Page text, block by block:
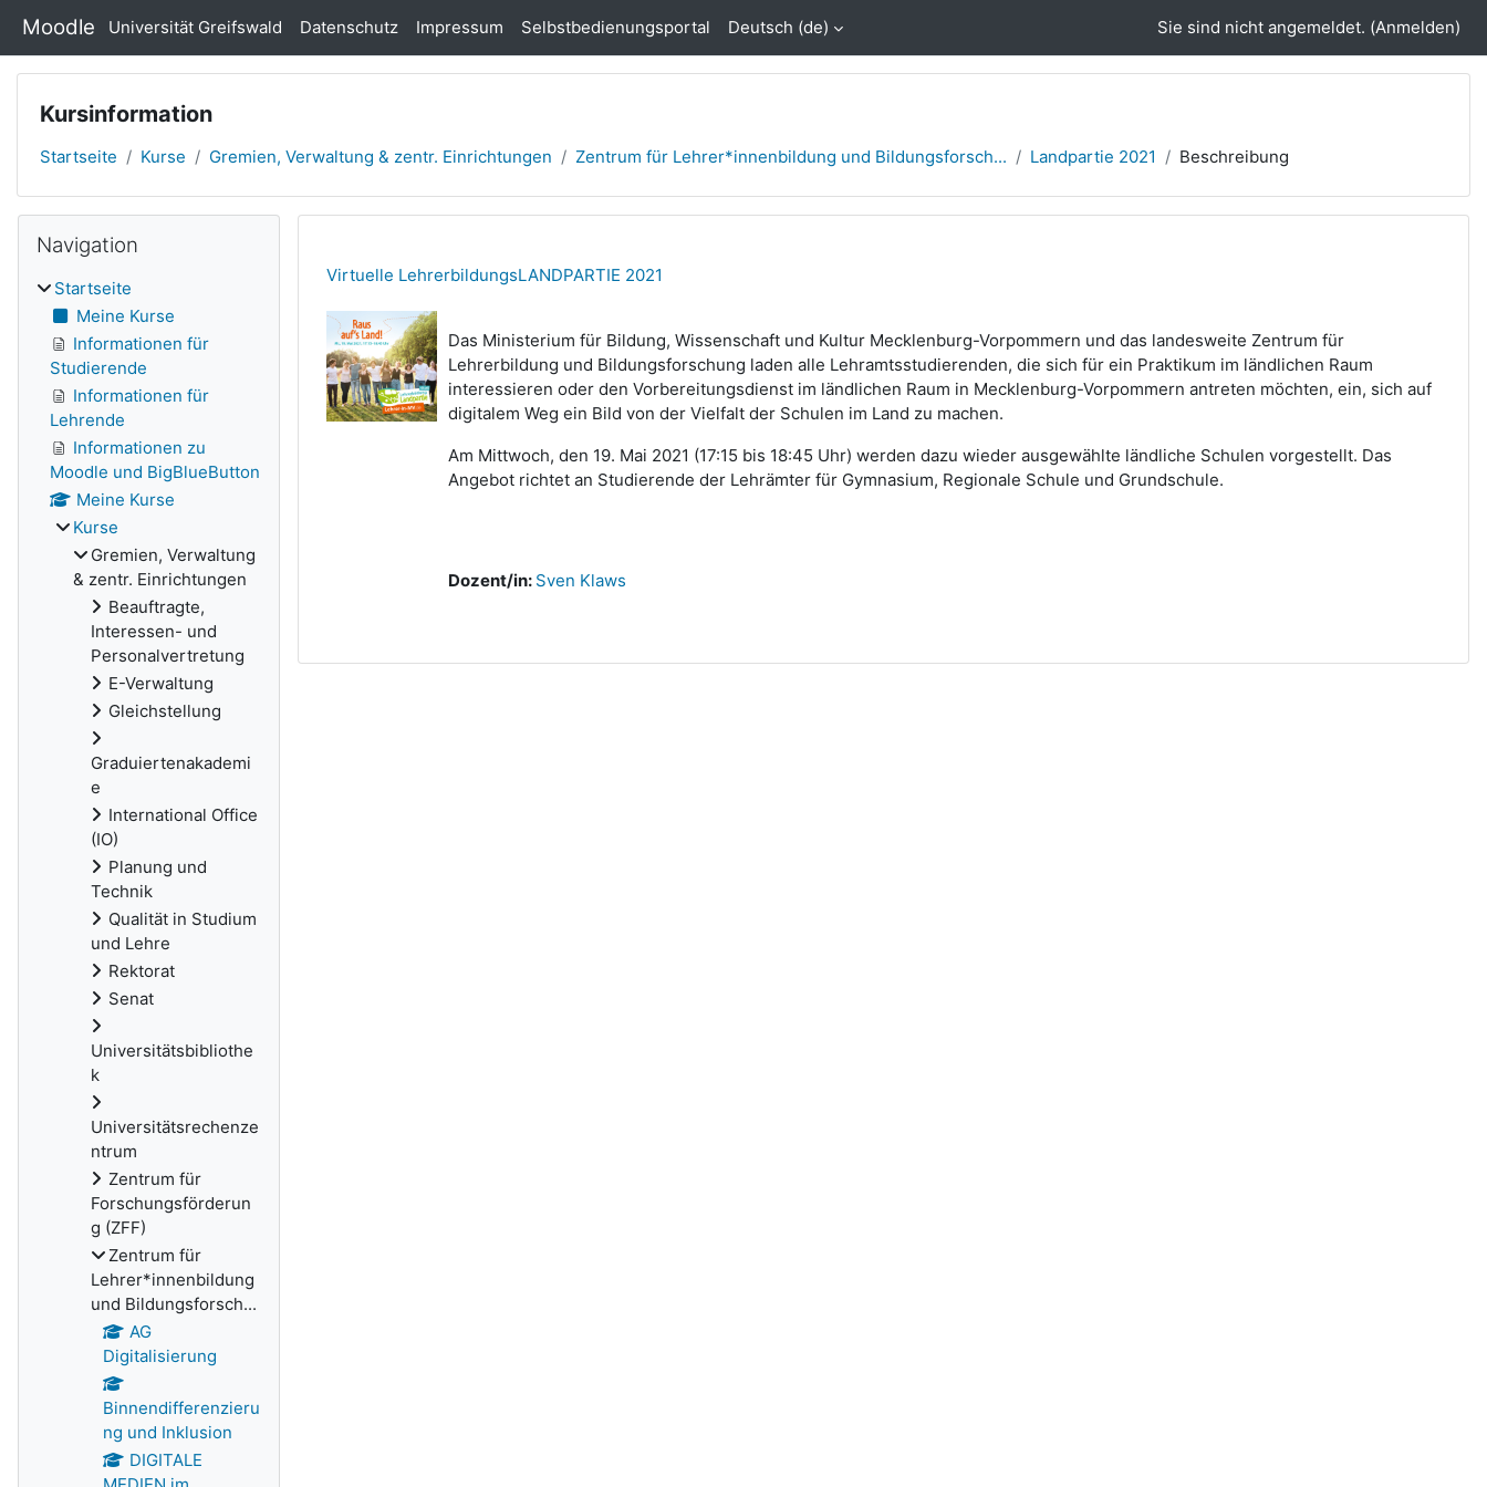
Moodle Universität Greifswald Datenschutz Impressum Selbstbedienungsportal Deutsch ‎(de)‎ Sie sind nicht angemeldet. (Anmelden)
Kursinformation
Startseite Kurse Gremien, Verwaltung & zentr. Einrichtungen Zentrum für Lehrer*innenbildung und Bildungsforsch... Landpartie 2021 Beschreibung
Virtuelle LehrerbildungsLANDPARTIE 2021
Das Ministerium für Bildung, Wissenschaft und Kultur Mecklenburg-Vorpommern und das landesweite Zentrum für
Lehrerbildung und Bildungsforschung laden alle Lehramtsstudierenden, die sich für ein Praktikum im ländlichen Raum
interessieren oder den Vorbereitungsdienst im ländlichen Raum in Mecklenburg-Vorpommern antreten möchten, ein, sich auf
digitalem Weg ein Bild von der Vielfalt der Schulen im Land zu machen.
Am Mittwoch, den 19. Mai 2021 (17:15 bis 18:45 Uhr) werden dazu wieder ausgewählte ländliche Schulen vorgestellt. Das
Angebot richtet an Studierende der Lehrämter für Gymnasium, Regionale Schule und Grundschule.
Dozent/in: Sven Klaws
Blöcke
Navigation
Startseite
Meine Kurse
Informationen für
Studierende
Informationen für
Lehrende
Informationen zu
Moodle und BigBlueButton
Meine Kurse
Kurse
Gremien, Verwaltung
& zentr. Einrichtungen
Beauftragte,
Interessen- und
Personalvertretung
E-Verwaltung
Gleichstellung
Graduiertenakademi
e
International Office
(IO)
Planung und
Technik
Qualität in Studium
und Lehre
Rektorat
Senat
Universitätsbibliothe
k
Universitätsrechenze
ntrum
Zentrum für
Forschungsförderun
g (ZFF)
Zentrum für
Lehrer*innenbildung
und Bildungsforsch...
AG
Digitalisierung
Binnendifferenzieru
ng und Inklusion
DIGITALE